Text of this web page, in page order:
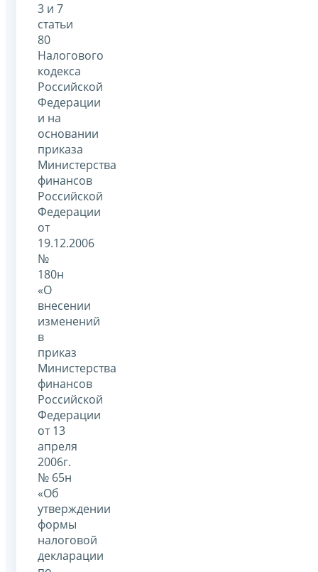
3 и 7
статьи
80
Налогового
кодекса
Российской
Федерации
и на
основании
приказа
Министерства
финансов
Российской
Федерации
от
19.12.2006
№
180н
«О
внесении
изменений
в
приказ
Министерства
финансов
Российской
Федерации
от 13
апреля
2006г.
№ 65н
«Об
утверждении
формы
налоговой
декларации